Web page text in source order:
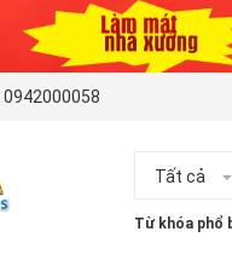
0942000058
Tất cả
Từ khóa phổ